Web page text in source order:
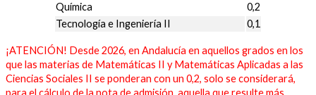
Química
0,2
Tecnología e Ingeniería II
0,1
¡ATENCIÓN! Desde 2026, en Andalucía en aquellos grados en los
que las materias de Matemáticas II y Matemáticas Aplicadas a las
Ciencias Sociales II se ponderan con un 0,2, solo se considerará,
para el cálculo de la nota de admisión, aquella que resulte más